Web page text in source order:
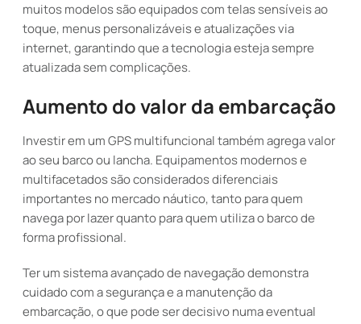
muitos modelos são equipados com telas sensíveis ao
toque, menus personalizáveis e atualizações via
internet, garantindo que a tecnologia esteja sempre
atualizada sem complicações.
Aumento do valor da embarcação
Investir em um GPS multifuncional também agrega valor
ao seu barco ou lancha. Equipamentos modernos e
multifacetados são considerados diferenciais
importantes no mercado náutico, tanto para quem
navega por lazer quanto para quem utiliza o barco de
forma profissional.
Ter um sistema avançado de navegação demonstra
cuidado com a segurança e a manutenção da
embarcação, o que pode ser decisivo numa eventual